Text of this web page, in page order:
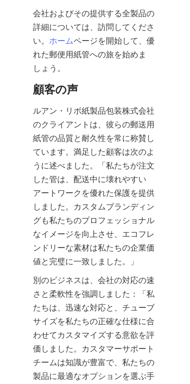
会社およびその提供する全製品の
詳細については、訪問してくださ
い。 ホームページを開始して、優
れた郵便用紙管への旅を始めま
しょう。
顧客の声
ルアン・リボ紙製品包装株式会社
のクライアントは、彼らの郵送用
紙管の品質と耐久性を常に称賛し
ています。満足した顧客は次のよ
うに述べました。「私たちが注文
した管は、配送中に壊れやすい
アートワークを優れた保護を提供
しました。カスタムブランディン
グも私たちのプロフェッショナル
なイメージを向上させ、エコフレ
ンドリーな素材は私たちの企業価
値と完璧に一致しました。」
別のビジネスは、会社の対応の速
さと柔軟性を強調しました：「私
たちは、迅速な対応と、チューブ
サイズを私たちの正確な仕様に合
わせてカスタマイズする意欲を評
価しました。カスタマーサポート
チームは知識が豊富で、私たちの
製品に最適なオプションを選ぶ手